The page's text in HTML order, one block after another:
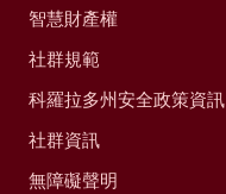
智慧財產權
社群規範
科羅拉多州安全政策資訊
社群資訊
無障礙聲明